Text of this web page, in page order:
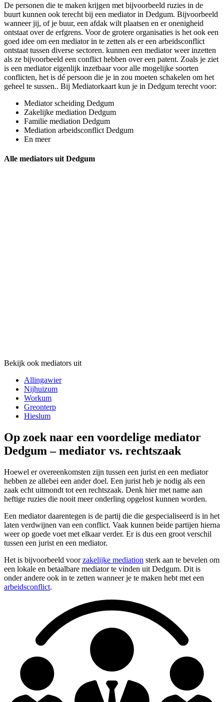
De personen die te maken krijgen met bijvoorbeeld ruzies in de
buurt kunnen ook terecht bij een mediator in Dedgum. Bijvoorbeeld
wanneer jij, of je buur, een afdak wilt plaatsen en er onenigheid
ontstaat over de erfgrens. Voor de grotere organisaties is het ook een
goed idee om een mediator in te zetten als er een arbeidsconflict
ontstaat tussen diverse sectoren. kunnen een mediator weer inzetten
als ze bijvoorbeeld een conflict hebben over een patent. Zoals je ziet
is een mediator eigenlijk inzetbaar voor alle mogelijke soorten
conflicten, het is dé persoon die je in zou moeten schakelen om het
geheel te sussen.. Bij Mediatorkaart kun je in Dedgum terecht voor:
Mediator scheiding Dedgum
Zakelijke mediation Dedgum
Familie mediation Dedgum
Mediation arbeidsconflict Dedgum
En meer
Alle mediators uit Dedgum
Bekijk ook mediators uit
Allingawier
Nijhuizum
Workum
Greonterp
Hieslum
Op zoek naar een voordelige mediator
Dedgum – mediator vs. rechtszaak
Hoewel er overeenkomsten zijn tussen een jurist en een mediator
hebben ze allebei een ander doel. Een jurist heb je nodig als een
zaak echt uitmondt tot een rechtszaak. Denk hier met name aan
heftige ruzies die nooit meer onderling opgelost kunnen worden.
Een mediator daarentegen is de partij die die gespecialiseerd is in het
laten verdwijnen van een conflict. Vaak kunnen beide partijen hierna
weer op goede voet met elkaar verder. Er is dus een groot verschil
tussen een jurist en een mediator.
Het is bijvoorbeeld voorzakelijke mediation sterk aan te bevelen om
een lokale en betaalbare mediator te vinden uit Dedgum. Dit is
onder andere ook in te zetten wanneer je te maken hebt met een
arbeidsconflict.